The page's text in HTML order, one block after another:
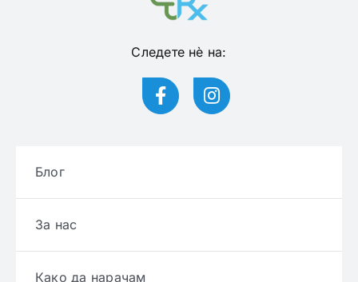
Следете нѐ на:
Блог
За нас
Како да нарачам